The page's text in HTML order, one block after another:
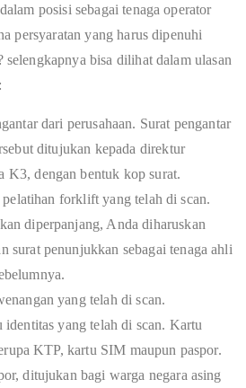
posisi sebagai tenaga operator
persyaratan yang harus dipenuhi
bisa dilihat dalam ulasan
dari perusahaan. Surat pengantar
ditujukan kepada direktur
K3, dengan bentuk kop surat.
forklift yang telah di scan.
diperpanjang, Anda diharuskan
surat penunjukkan sebagai tenaga ahli
yang telah di scan.
identitas yang telah di scan. Kartu
KTP, kartu SIM maupun paspor.
ditujukan bagi warga negara asing